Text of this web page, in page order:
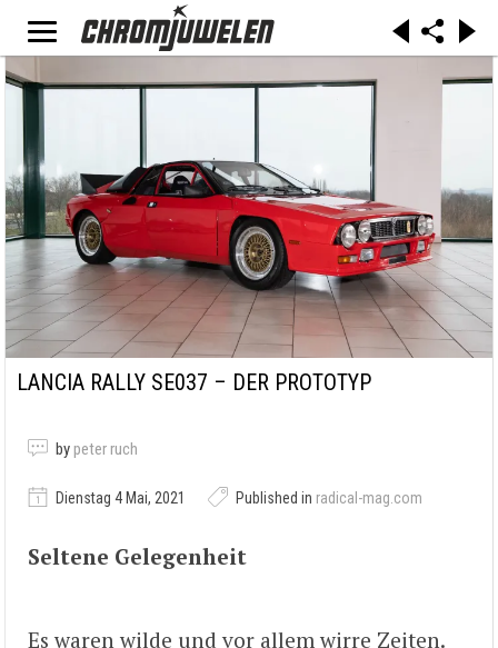
LANCIA RALLY SE037 – DER PROTOTYP
by peter ruch
Dienstag 4 Mai, 2021 Published in radical-mag.com
Seltene Gelegenheit
Es waren wilde und vor allem wirre Zeiten.